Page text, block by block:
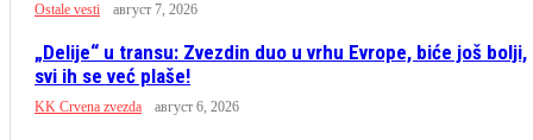
Ostale vesti август 7, 2026
„Delije“ u transu: Zvezdin duo u vrhu Evrope, biće još bolji,
svi ih se već plaše!
KK Crvena zvezda август 6, 2026